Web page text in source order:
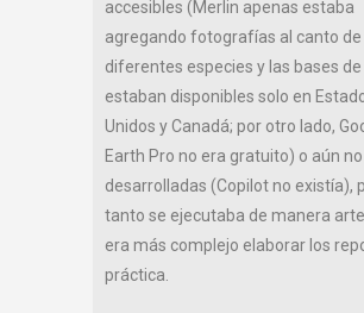
accesibles (Merlin apenas estaba
agregando fotografías al canto de
diferentes especies y las bases
estaban disponibles solo en
Unidos y Canadá; por otro lado,
Earth Pro no era gratuito) o aún
desarrolladas (Copilot no existía),
tanto se ejecutaba de manera
era más complejo elaborar los
práctica.